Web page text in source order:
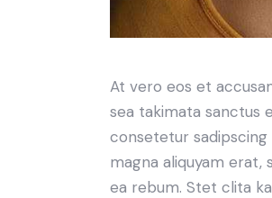
At vero eos et
sea takimata sanctus
consetetur
magna aliquyam erat,
ea rebum. Stet clita